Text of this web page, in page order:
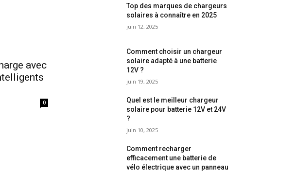
avec
0
Top des marques de chargeurs
solaires à connaître en 2025
juin 12, 2025
Comment choisir un chargeur
solaire adapté à une batterie
12V ?
juin 19, 2025
Quel est le meilleur chargeur
solaire pour batterie 12V et 24V
?
juin 10, 2025
Comment recharger
efficacement une batterie de
vélo électrique avec un panneau